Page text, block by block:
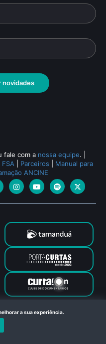
novidades
fale com a nossa equipe.
Parceiros
Manual para
ANCINE
reservados. Feito com
a sua experiência.